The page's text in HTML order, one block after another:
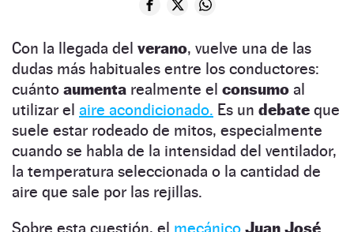
Con la llegada del verano, vuelve una de las
dudas más habituales entre los conductores:
cuánto aumenta realmente el consumo al
utilizar el aire acondicionado. Es un debate que
suele estar rodeado de mitos, especialmente
cuando se habla de la intensidad del ventilador,
la temperatura seleccionada o la cantidad de
aire que sale por las rejillas.
Sobre esta cuestión, el mecánico Juan José